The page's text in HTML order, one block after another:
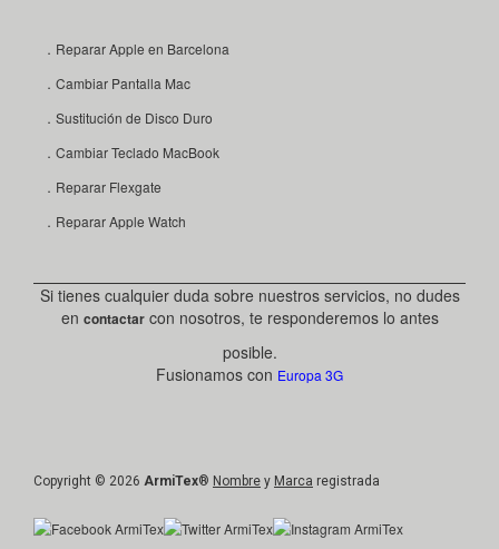
．Reparar Apple en Barcelona
．Cambiar Pantalla Mac
．Sustitución de Disco Duro
．Cambiar Teclado MacBook
．Reparar Flexgate
．Reparar Apple Watch
Si tienes cualquier duda sobre nuestros servicios, no dudes
en contactarcon nosotros, te responderemos lo antes
posible.
Fusionamos con Europa 3G
Copyright © 2026 ArmiTex® Nombre y Marca registrada